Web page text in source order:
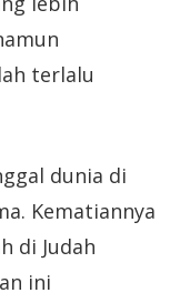
terlalu
dunia di
Kematiannya
di Judah
ini